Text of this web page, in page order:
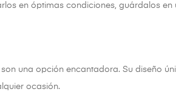
en óptimas condiciones, guárdalos en
son una opción encantadora. Su diseño
ocasión.